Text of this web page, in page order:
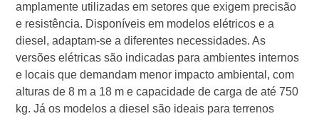
amplamente utilizadas em setores que exigem precisão
e resistência. Disponíveis em modelos elétricos e a
diesel, adaptam-se a diferentes necessidades. As
versões elétricas são indicadas para ambientes internos
e locais que demandam menor impacto ambiental, com
alturas de 8 m a 18 m e capacidade de carga de até 750
kg. Já os modelos a diesel são ideais para terrenos